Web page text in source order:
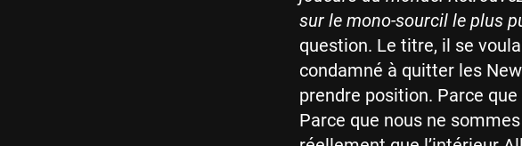
sur le mono-sourcil le plus
question. Le titre, il se
condamné à quitter les
prendre position. Parce
Parce que nous ne